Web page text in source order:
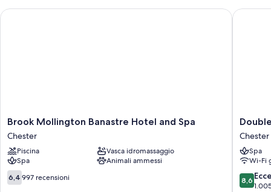
La colazione a buffet (a pagamento), una sala ricevimenti e
Tutte le camere di Crabwall Manor Hotel & Spa vantano comodità come
postazioni laptop, oltre a utili dotazioni come il Wi-Fi gratis e bottiglie
d'acqua gratuite. Le recensioni degli ospiti descrivono positivamente la
pulizia delle camere della struttura.
I servizi aggiuntivi disponibili in tutte le camere sono:
Brook
Mollington
Banastre
Hotel
and
Spa
Chester
Brook Mollington Banastre Hotel and Spa
Chester
Piscina
Vasca idromassaggio
Spa
Animali ammessi
6.4
su
6,4 997 recensioni
Brook Mollington Banastre Hotel and Spa
by
Hilton
Hotel
and
Spa
Chester
Chester
Spa
Wi-Fi
8.6
su
8,6